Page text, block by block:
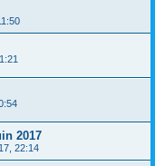
2017
22:14